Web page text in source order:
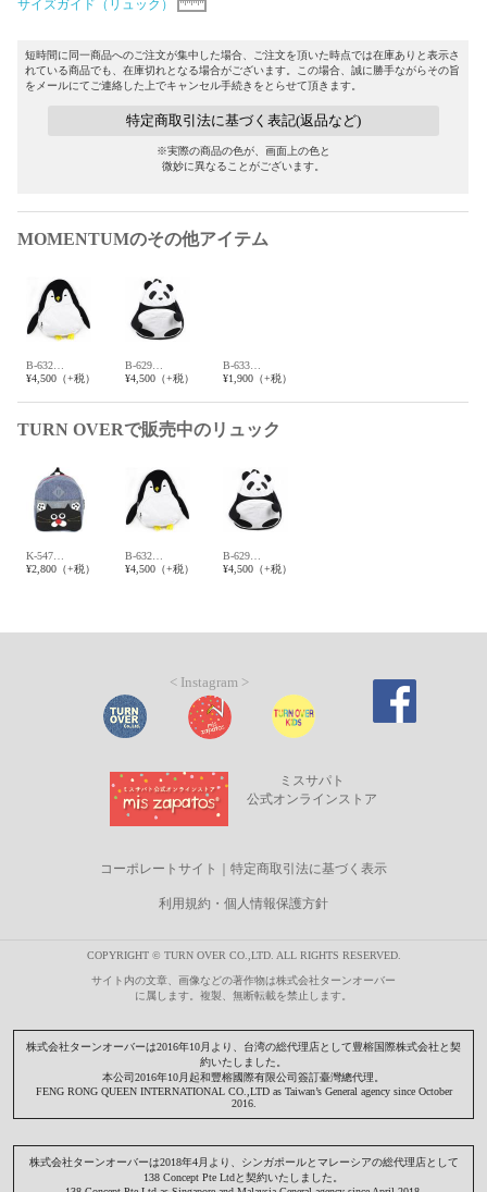
サイズガイド（リュック）
短時間に同一商品へのご注文が集中した場合、ご注文を頂いた時点では在庫ありと表示さ
れている商品でも、在庫切れとなる場合がございます。この場合、誠に勝手ながらその旨
をメールにてご連絡した上でキャンセル手続きをとらせて頂きます。
特定商取引法に基づく表記(返品など)
※実際の商品の色が、画面上の色と
微妙に異なることがございます。
MOMENTUMのその他アイテム
B-632…
¥4,500（+税）
B-629…
¥4,500（+税）
B-633…
¥1,900（+税）
TURN OVERで販売中のリュック
K-547…
¥2,800（+税）
B-632…
¥4,500（+税）
B-629…
¥4,500（+税）
< Instagram >
ミスサパト
公式オンラインストア
コーポレートサイト ｜ 特定商取引法に基づく表示
利用規約・個人情報保護方針
COPYRIGHT © TURN OVER CO.,LTD. ALL RIGHTS RESERVED.
サイト内の文章、画像などの著作物は株式会社ターンオーバー
に属します。複製、無断転載を禁止します。
株式会社ターンオーバーは2016年10月より、台湾の総代理店として豊榕国際株式会社と契
約いたしました。
本公司2016年10月起和豐榕國際有限公司簽訂臺灣總代理。
FENG RONG QUEEN INTERNATIONAL CO.,LTD as Taiwan’s General agency since October
2016.
株式会社ターンオーバーは2018年4月より、シンガポールとマレーシアの総代理店として
138 Concept Pte Ltdと契約いたしました。